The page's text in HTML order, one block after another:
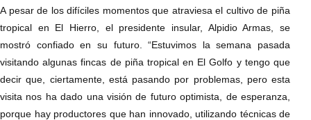
A pesar de los difíciles momentos que atraviesa el cultivo de piña
tropical en El Hierro, el presidente insular, Alpidio Armas, se
mostró confiado en su futuro. “Estuvimos la semana pasada
visitando algunas fincas de piña tropical en El Golfo y tengo que
decir que, ciertamente, está pasando por problemas, pero esta
visita nos ha dado una visión de futuro optimista, de esperanza,
porque hay productores que han innovado, utilizando técnicas de